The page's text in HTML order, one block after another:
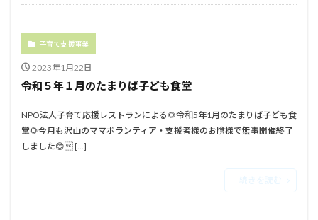
子育て支援事業
2023年1月22日
令和５年１月のたまりば子ども食堂
NPO法人子育て応援レストランによる🌻令和5年1月のたまりば子ども食
堂🌻今月も沢山のママボランティア・支援者様のお陰様で無事開催終了
しました😊 […]